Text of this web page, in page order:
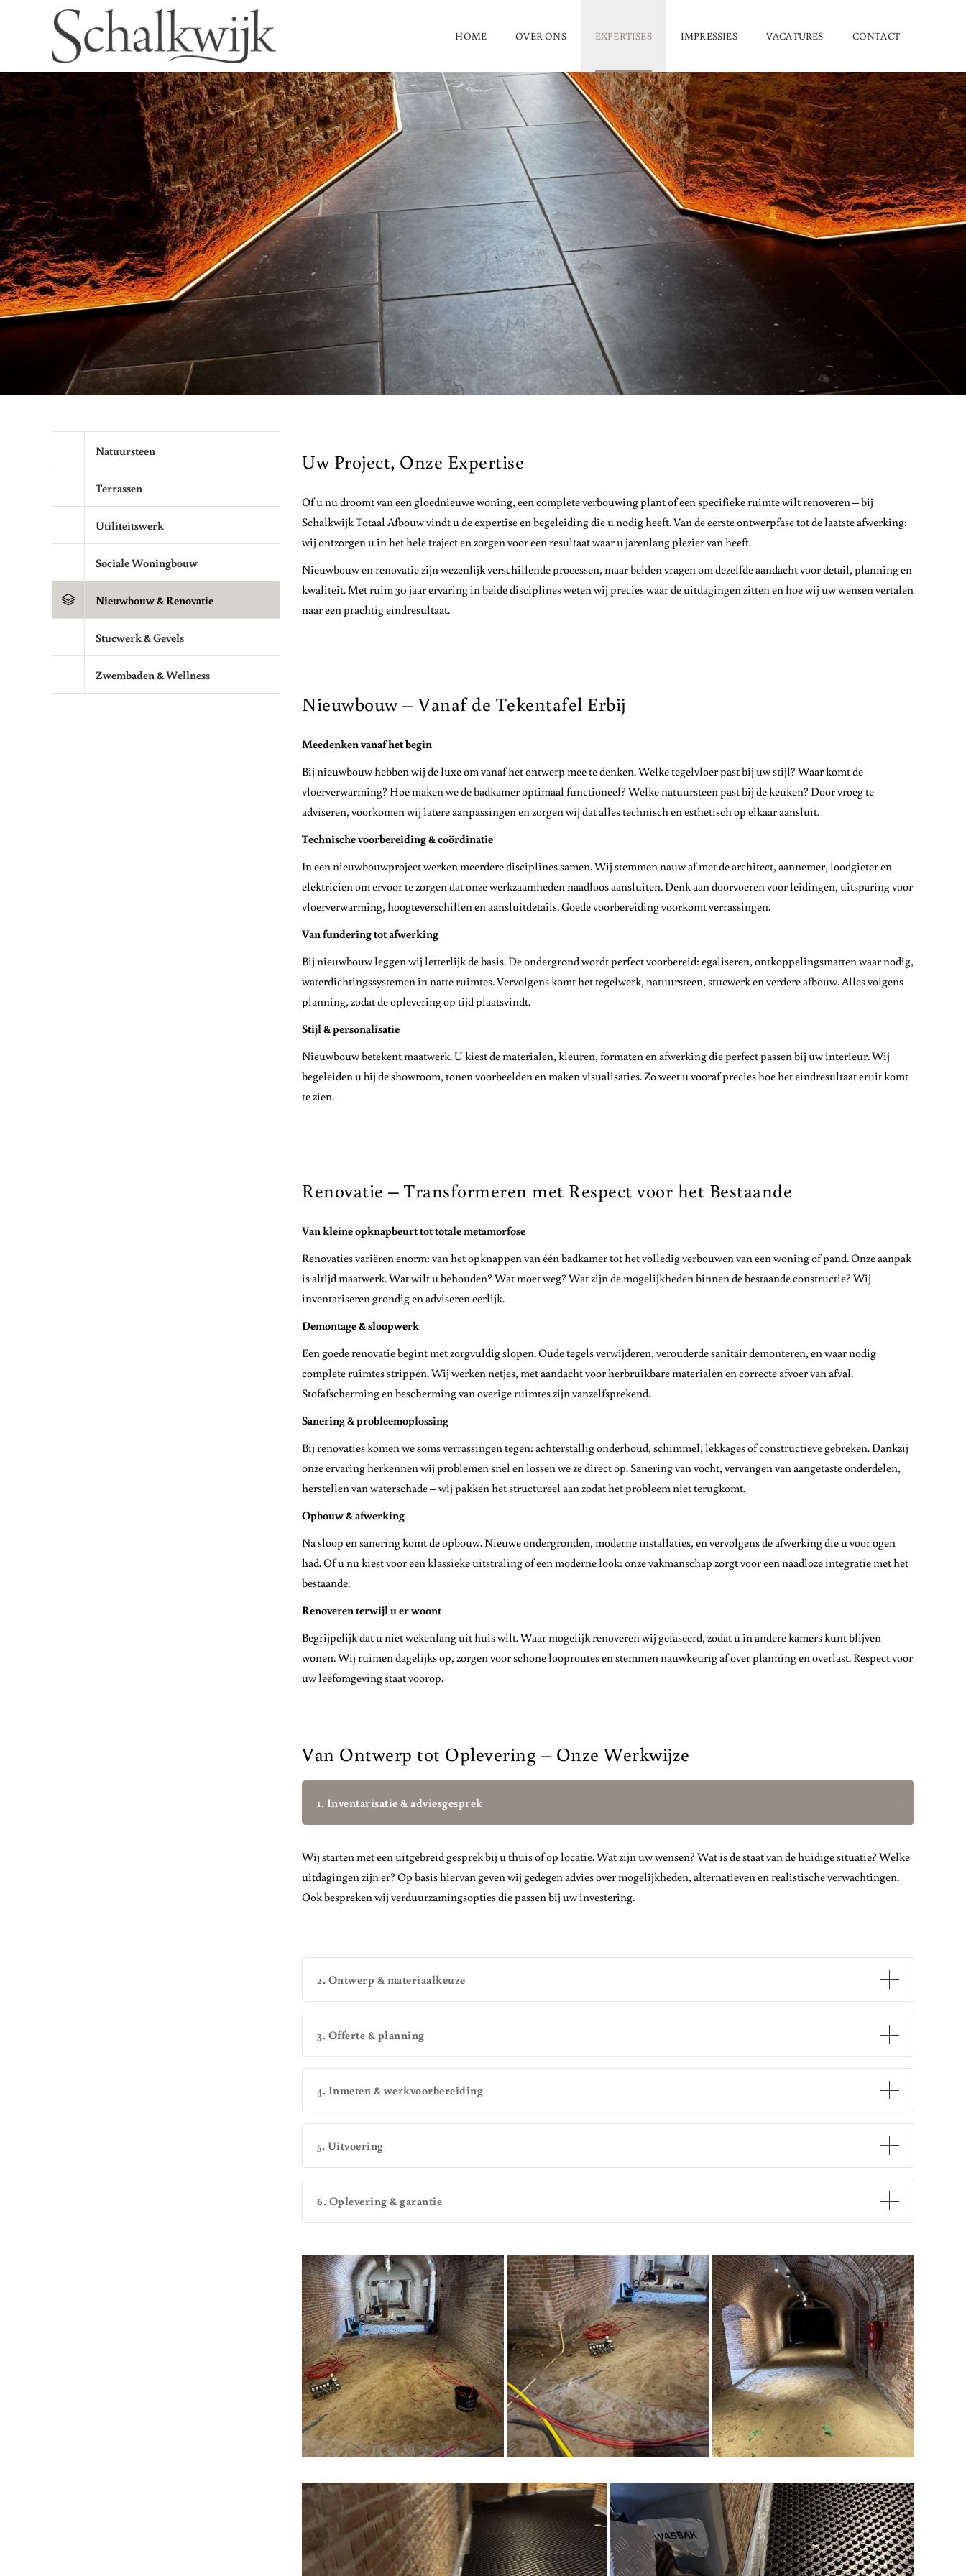
HOME OVER ONS EXPERTISES IMPRESSIES VACATURES CONTACT
Natuursteen
Terrassen
Utiliteitswerk
Sociale Woningbouw
Nieuwbouw & Renovatie
Stucwerk & Gevels
Zwembaden & Wellness
Uw Project, Onze Expertise
Of u nu droomt van een gloednieuwe woning, een complete verbouwing plant of een specifieke ruimte wilt renoveren – bij
Schalkwijk Totaal Afbouw vindt u de expertise en begeleiding die u nodig heeft. Van de eerste ontwerpfase tot de laatste afwerking:
wij ontzorgen u in het hele traject en zorgen voor een resultaat waar u jarenlang plezier van heeft.
Nieuwbouw en renovatie zijn wezenlijk verschillende processen, maar beiden vragen om dezelfde aandacht voor detail, planning en
kwaliteit. Met ruim 30 jaar ervaring in beide disciplines weten wij precies waar de uitdagingen zitten en hoe wij uw wensen vertalen
naar een prachtig eindresultaat.
Nieuwbouw – Vanaf de Tekentafel Erbij
Meedenken vanaf het begin
Bij nieuwbouw hebben wij de luxe om vanaf het ontwerp mee te denken. Welke tegelvloer past bij uw stijl? Waar komt de
vloerverwarming? Hoe maken we de badkamer optimaal functioneel? Welke natuursteen past bij de keuken? Door vroeg te
adviseren, voorkomen wij latere aanpassingen en zorgen wij dat alles technisch en esthetisch op elkaar aansluit.
Technische voorbereiding & coördinatie
In een nieuwbouwproject werken meerdere disciplines samen. Wij stemmen nauw af met de architect, aannemer, loodgieter en
elektricien om ervoor te zorgen dat onze werkzaamheden naadloos aansluiten. Denk aan doorvoeren voor leidingen, uitsparing voor
vloerverwarming, hoogteverschillen en aansluitdetails. Goede voorbereiding voorkomt verrassingen.
Van fundering tot afwerking
Bij nieuwbouw leggen wij letterlijk de basis. De ondergrond wordt perfect voorbereid: egaliseren, ontkoppelingsmatten waar nodig,
waterdichtingssystemen in natte ruimtes. Vervolgens komt het tegelwerk, natuursteen, stucwerk en verdere afbouw. Alles volgens
planning, zodat de oplevering op tijd plaatsvindt.
Stijl & personalisatie
Nieuwbouw betekent maatwerk. U kiest de materialen, kleuren, formaten en afwerking die perfect passen bij uw interieur. Wij
begeleiden u bij de showroom, tonen voorbeelden en maken visualisaties. Zo weet u vooraf precies hoe het eindresultaat eruit komt
te zien.
Renovatie – Transformeren met Respect voor het Bestaande
Van kleine opknapbeurt tot totale metamorfose
Renovaties variëren enorm: van het opknappen van één badkamer tot het volledig verbouwen van een woning of pand. Onze aanpak
is altijd maatwerk. Wat wilt u behouden? Wat moet weg? Wat zijn de mogelijkheden binnen de bestaande constructie? Wij
inventariseren grondig en adviseren eerlijk.
Demontage & sloopwerk
Een goede renovatie begint met zorgvuldig slopen. Oude tegels verwijderen, verouderde sanitair demonteren, en waar nodig
complete ruimtes strippen. Wij werken netjes, met aandacht voor herbruikbare materialen en correcte afvoer van afval.
Stofafscherming en bescherming van overige ruimtes zijn vanzelfsprekend.
Sanering & probleemoplossing
Bij renovaties komen we soms verrassingen tegen: achterstallig onderhoud, schimmel, lekkages of constructieve gebreken. Dankzij
onze ervaring herkennen wij problemen snel en lossen we ze direct op. Sanering van vocht, vervangen van aangetaste onderdelen,
herstellen van waterschade – wij pakken het structureel aan zodat het probleem niet terugkomt.
Opbouw & afwerking
Na sloop en sanering komt de opbouw. Nieuwe ondergronden, moderne installaties, en vervolgens de afwerking die u voor ogen
had. Of u nu kiest voor een klassieke uitstraling of een moderne look: onze vakmanschap zorgt voor een naadloze integratie met het
bestaande.
Renoveren terwijl u er woont
Begrijpelijk dat u niet wekenlang uit huis wilt. Waar mogelijk renoveren wij gefaseerd, zodat u in andere kamers kunt blijven
wonen. Wij ruimen dagelijks op, zorgen voor schone looproutes en stemmen nauwkeurig af over planning en overlast. Respect voor
uw leefomgeving staat voorop.
Van Ontwerp tot Oplevering – Onze Werkwijze
1. Inventarisatie & adviesgesprek
Wij starten met een uitgebreid gesprek bij u thuis of op locatie. Wat zijn uw wensen? Wat is de staat van de huidige situatie? Welke
uitdagingen zijn er? Op basis hiervan geven wij gedegen advies over mogelijkheden, alternatieven en realistische verwachtingen.
Ook bespreken wij verduurzamingsopties die passen bij uw investering.
2. Ontwerp & materiaalkeuze
3. Offerte & planning
4. Inmeten & werkvoorbereiding
5. Uitvoering
6. Oplevering & garantie